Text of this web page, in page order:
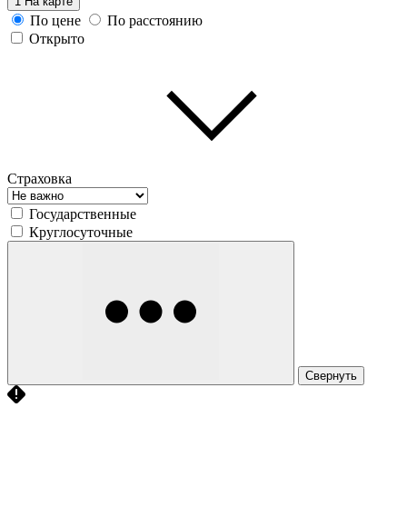
По цене
По расстоянию
Открыто
Страховка
Государственные
Круглосуточные
Свернуть